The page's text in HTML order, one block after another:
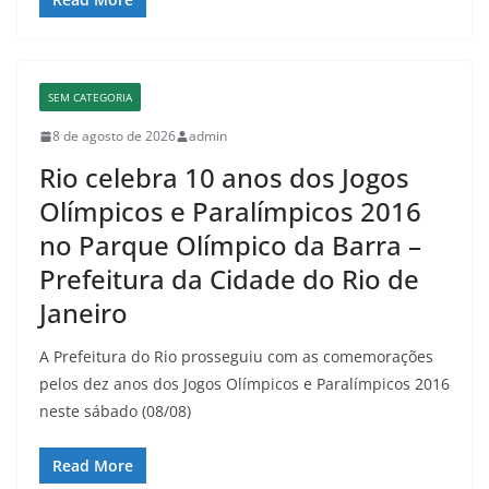
SEM CATEGORIA
8 de agosto de 2026 admin
Rio celebra 10 anos dos Jogos
Olímpicos e Paralímpicos 2016
no Parque Olímpico da Barra –
Prefeitura da Cidade do Rio de
Janeiro
A Prefeitura do Rio prosseguiu com as comemorações
pelos dez anos dos Jogos Olímpicos e Paralímpicos 2016
neste sábado (08/08)
Read More